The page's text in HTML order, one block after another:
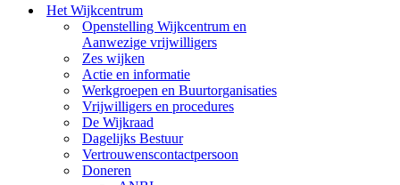
Het Wijkcentrum
Openstelling Wijkcentrum en
Aanwezige vrijwilligers
Zes wijken
Actie en informatie
Werkgroepen en Buurtorganisaties
Vrijwilligers en procedures
De Wijkraad
Dagelijks Bestuur
Vertrouwenscontactpersoon
Doneren